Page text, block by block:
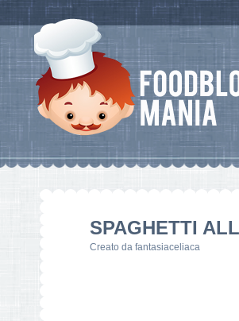
SPAGHETTI
Creato da fantasiaceliaca